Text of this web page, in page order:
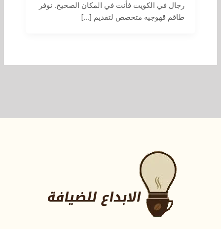
رجال في الكويت فأنت في المكان الصحيح. نوفر
طاقم قهوجيه متخصص لتقديم […]